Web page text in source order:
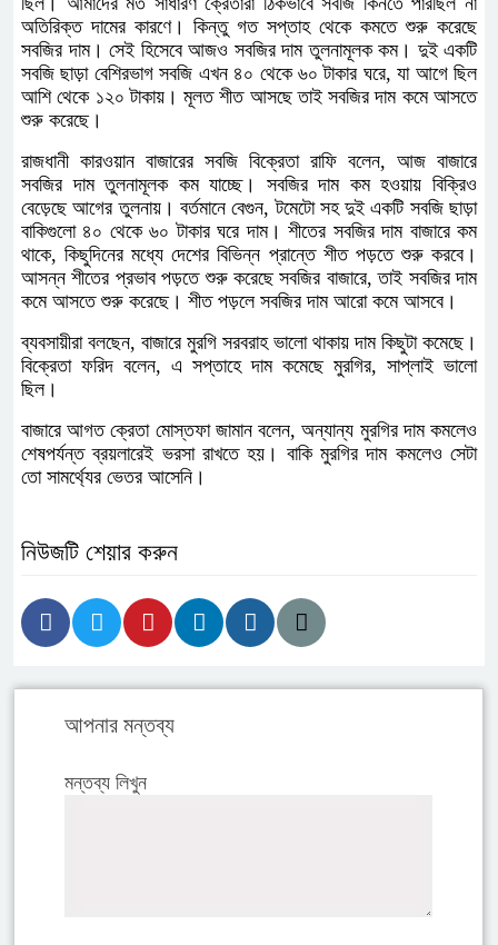
অতিরিক্ত দামের কারণে। কিন্তু গত সপ্তাহ থেকে কমতে শুরু করেছে
সবজির দাম। সেই হিসেবে আজও সবজির দাম তুলনামূলক কম। দুই একটি
সবজি ছাড়া বেশিরভাগ সবজি এখন ৪০ থেকে ৬০ টাকার ঘরে, যা আগে ছিল
আশি থেকে ১২০ টাকায়। মূলত শীত আসছে তাই সবজির দাম কমে আসতে
শুরু করেছে।
রাজধানী কারওয়ান বাজারের সবজি বিক্রেতা রাফি বলেন, আজ বাজারে
সবজির দাম তুলনামূলক কম যাচ্ছে। সবজির দাম কম হওয়ায় বিক্রিও
বেড়েছে আগের তুলনায়। বর্তমানে বেগুন, টমেটো সহ দুই একটি সবজি ছাড়া
বাকিগুলো ৪০ থেকে ৬০ টাকার ঘরে দাম। শীতের সবজির দাম বাজারে কম
থাকে, কিছুদিনের মধ্যে দেশের বিভিন্ন প্রান্তে শীত পড়তে শুরু করবে।
আসন্ন শীতের প্রভাব পড়তে শুরু করেছে সবজির বাজারে, তাই সবজির দাম
কমে আসতে শুরু করেছে। শীত পড়লে সবজির দাম আরো কমে আসবে।
ব্যবসায়ীরা বলছেন, বাজারে মুরগি সরবরাহ ভালো থাকায় দাম কিছুটা কমেছে।
বিক্রেতা ফরিদ বলেন, এ সপ্তাহে দাম কমেছে মুরগির, সাপ্লাই ভালো
ছিল।
বাজারে আগত ক্রেতা মোস্তফা জামান বলেন, অন্যান্য মুরগির দাম কমলেও
শেষপর্যন্ত ব্রয়লারেই ভরসা রাখতে হয়। বাকি মুরগির দাম কমলেও সেটা
তো সামর্থ্যের ভেতর আসেনি।
নিউজটি শেয়ার করুন
আপনার মন্তব্য
মন্তব্য লিখুন